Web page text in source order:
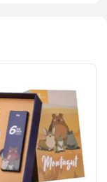
màu mực
thoát, mượt mà
hãng